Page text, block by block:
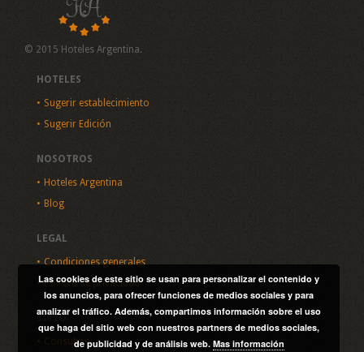
© 2015 Hoteles Argentina.
HOTELES
Sugerir establecimiento
Sugerir Edición
NOSOTROS
Hoteles Argentina
Blog
LEGAL
Condiciones generales
Política de privacidad
SITIO
Consultas
Las cookies de este sitio se usan para personalizar el contenido y
los anuncios, para ofrecer funciones de medios sociales y para
analizar el tráfico. Además, compartimos información sobre el uso
que haga del sitio web con nuestros partners de medios sociales,
de publicidad y de análisis web. Mas información